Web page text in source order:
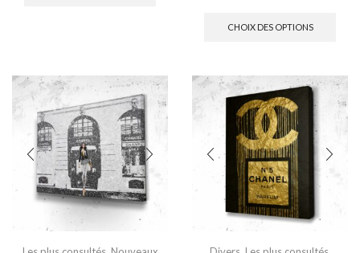
CHOIX DES OPTIONS